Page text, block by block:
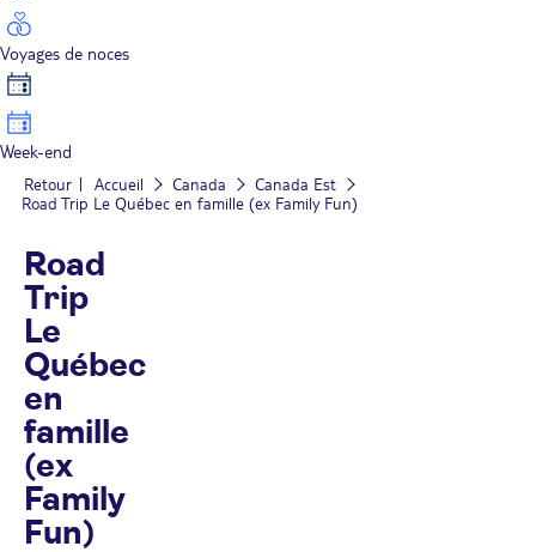
Voyages de noces
Week-end
Retour Accueil Canada
Canada Est
Road Trip Le Québec en famille (ex Family Fun)
Road
Trip
Le
Québec
en
famille
(ex
Family
Fun)